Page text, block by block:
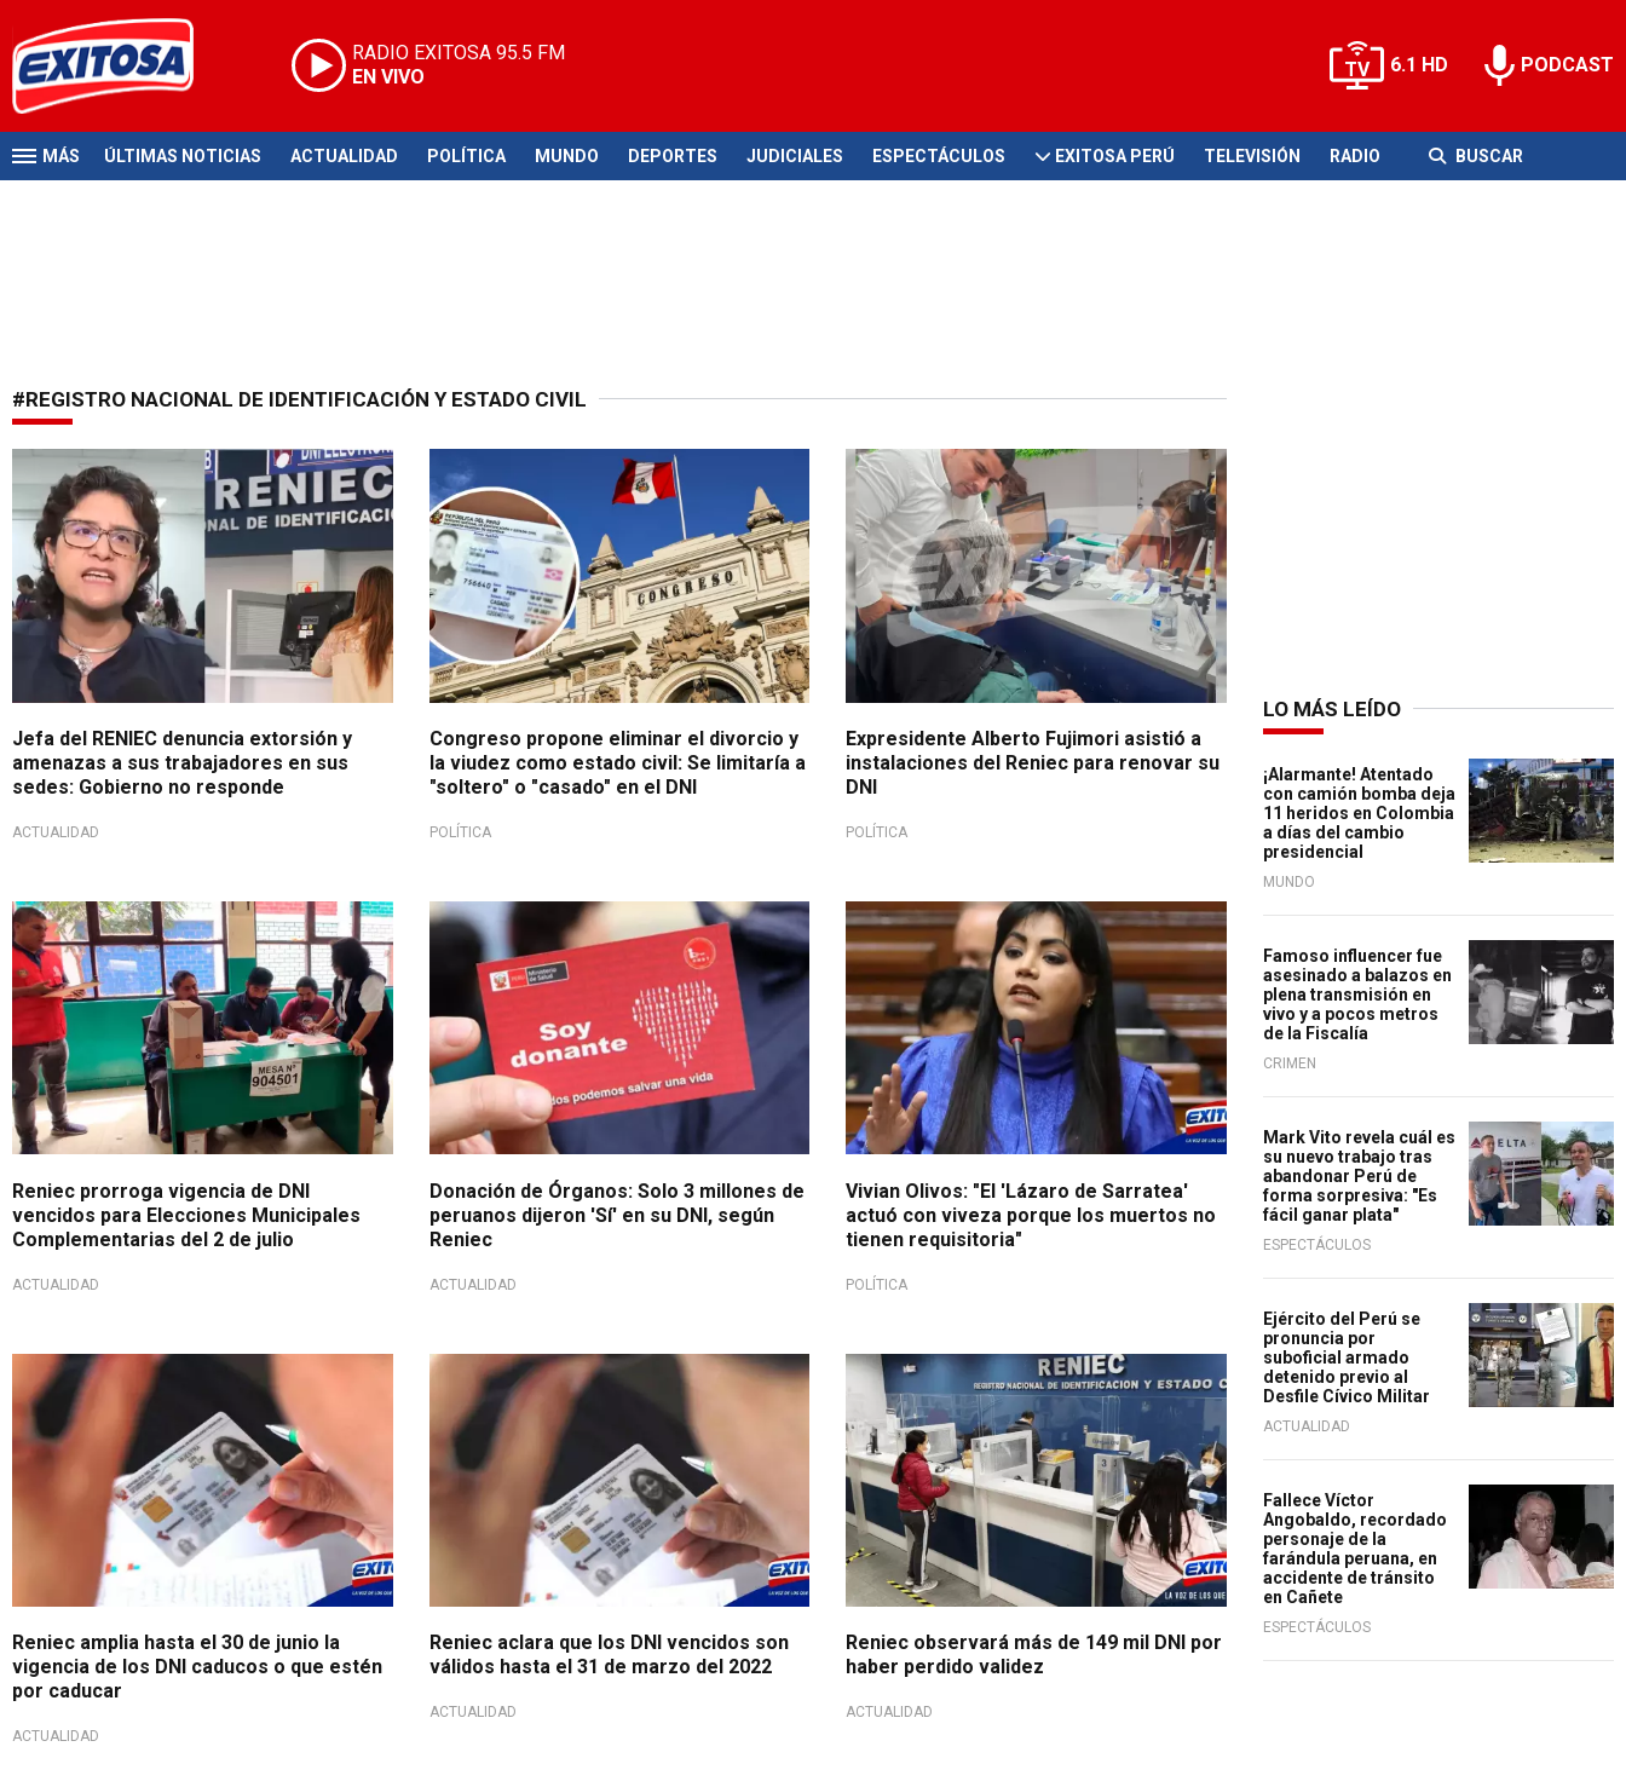
RADIO EXITOSA 95.5 FM
EN VIVO
6.1 HD PODCAST
MÁS ÚLTIMAS NOTICIAS ACTUALIDAD POLÍTICA MUNDO DEPORTES JUDICIALES ESPECTÁCULOS EXITOSA PERÚ TELEVISIÓN RADIO BUSCAR
#REGISTRO NACIONAL DE IDENTIFICACIÓN Y ESTADO CIVIL
Crimen golpea instituciones
Jefa del RENIEC denuncia extorsión y
amenazas a sus trabajadores en sus
sedes: Gobierno no responde
ACTUALIDAD
Congreso propone eliminar el divorcio y
la viudez como estado civil: Se limitaría a
"soltero" o "casado" en el DNI
POLÍTICA
¡En exclusiva!
Expresidente Alberto Fujimori asistió a
instalaciones del Reniec para renovar su
DNI
POLÍTICA
Importante
Reniec prorroga vigencia de DNI
vencidos para Elecciones Municipales
Complementarias del 2 de julio
ACTUALIDAD
Día nacional del donante de órganos y tejido
Donación de Órganos: Solo 3 millones de
peruanos dijeron 'Sí' en su DNI, según
Reniec
ACTUALIDAD
Vivian Olivos: "El 'Lázaro de Sarratea'
actuó con viveza porque los muertos no
tienen requisitoria"
POLÍTICA
Reniec amplia hasta el 30 de junio la
vigencia de los DNI caducos o que estén
por caducar
ACTUALIDAD
Reniec aclara que los DNI vencidos son
válidos hasta el 31 de marzo del 2022
ACTUALIDAD
Reniec observará más de 149 mil DNI por
haber perdido validez
ACTUALIDAD
LO MÁS LEÍDO
¡Alarmante! Atentado
con camión bomba deja
11 heridos en Colombia
a días del cambio
presidencial
MUNDO
Famoso influencer fue
asesinado a balazos en
plena transmisión en
vivo y a pocos metros
de la Fiscalía
CRIMEN
Mark Vito revela cuál es
su nuevo trabajo tras
abandonar Perú de
forma sorpresiva: "Es
fácil ganar plata"
ESPECTÁCULOS
Ejército del Perú se
pronuncia por
suboficial armado
detenido previo al
Desfile Cívico Militar
ACTUALIDAD
Fallece Víctor
Angobaldo, recordado
personaje de la
farándula peruana, en
accidente de tránsito
en Cañete
ESPECTÁCULOS